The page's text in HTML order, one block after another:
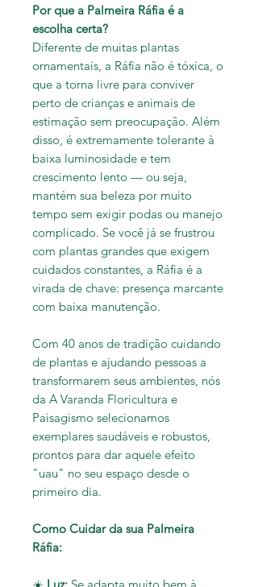
Por que a Palmeira Ráfia é a
escolha certa?
Diferente de muitas plantas
ornamentais, a Ráfia não é tóxica, o
que a torna livre para conviver
perto de crianças e animais de
estimação sem preocupação. Além
disso, é extremamente tolerante à
baixa luminosidade e tem
crescimento lento — ou seja,
mantém sua beleza por muito
tempo sem exigir podas ou manejo
complicado. Se você já se frustrou
com plantas grandes que exigem
cuidados constantes, a Ráfia é a
virada de chave: presença marcante
com baixa manutenção.
Com 40 anos de tradição cuidando
de plantas e ajudando pessoas a
transformarem seus ambientes, nós
da A Varanda Floricultura e
Paisagismo selecionamos
exemplares saudáveis e robustos,
prontos para dar aquele efeito
"uau" no seu espaço desde o
primeiro dia.
Como Cuidar da sua Palmeira
Ráfia: